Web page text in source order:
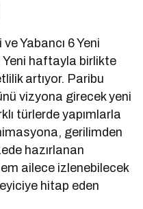
Yabancı 6 Yeni
Yeni haftayla birlikte
artıyor. Paribu
vizyona girecek yeni
türlerde yapımlarla
gerilimden
hazırlanan
ailece izlenebilecek
hitap eden